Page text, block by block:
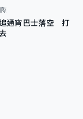
通宵巴士落空 打